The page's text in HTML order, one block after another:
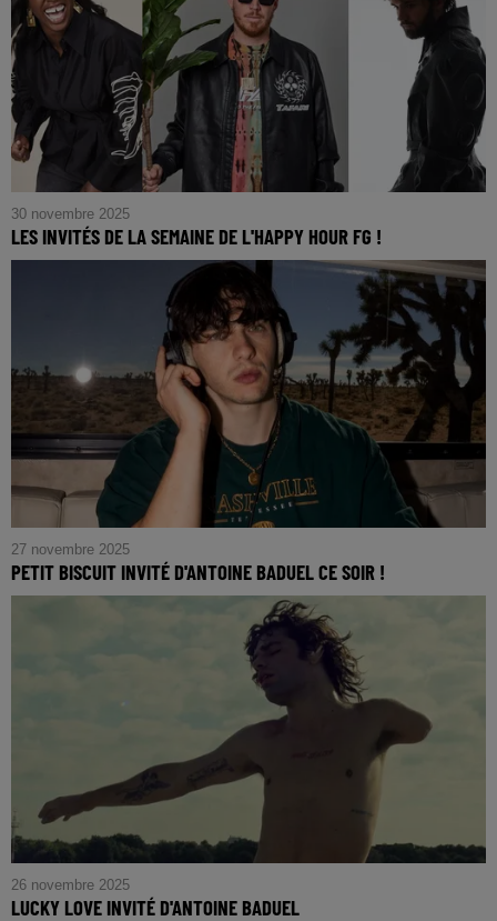
30 novembre 2025
LES INVITÉS DE LA SEMAINE DE L'HAPPY HOUR FG !
27 novembre 2025
PETIT BISCUIT INVITÉ D'ANTOINE BADUEL CE SOIR !
26 novembre 2025
LUCKY LOVE INVITÉ D'ANTOINE BADUEL